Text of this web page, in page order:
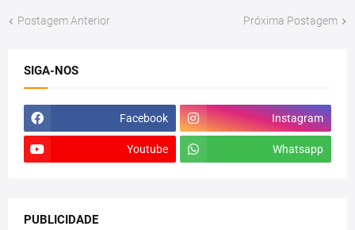
Postagem Anterior Próxima Postagem
SIGA-NOS
Facebook Instagram
Youtube Whatsapp
PUBLICIDADE